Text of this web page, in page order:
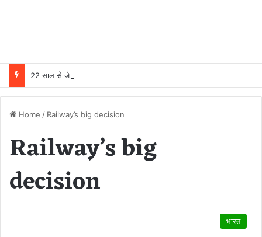
Home / Railway’s big decision
Railway’s big
decision
भारत